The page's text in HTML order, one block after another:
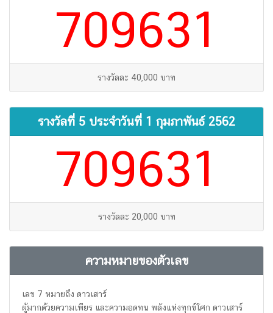
709631
รางวัลละ 40,000 บาท
รางวัลที่ 5 ประจำวันที่ 1 กุมภาพันธ์ 2562
709631
รางวัลละ 20,000 บาท
ความหมายของตัวเลข
เลข 7 หมายถึง ดาวเสาร์
ผู้มากด้วยความเพียร และความอดทน พลังแห่งทุกข์โศก ดาวเสาร์